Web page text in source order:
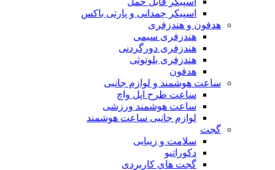
اسپیکر چمدانی و پارتی باکس
هدفون و هندزفری
هندزفری سیمی
هندزفری دورگردنی
هندزفری بلوتوثی
هدفون
ساعت هوشمند و لوازم جانبی
ساعت طرح اپل واچ
ساعت هوشمند ورزشی
لوازم جانبی ساعت هوشمند
گجت
سلامت و زیبایی
دکوراتیو
گجت های کاربردی